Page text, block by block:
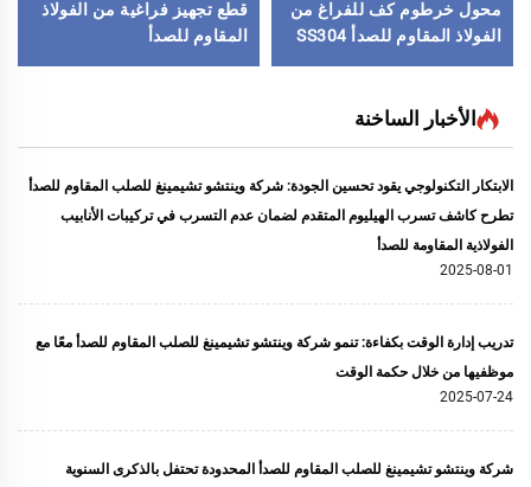
محول خرطوم كف للفراغ من
الفولاذ المقاوم للصدأ SS304
NW50)، تجهيزات فراغ من
قطع تجهيز فراغية من الفولاذ
المقاوم للصدأ
للصناعات شبه الموصلة
الأخبار الساخنة
الابتكار التكنولوجي يقود تحسين الجودة: شركة وينتشو تشيمينغ للصلب المقاوم للصدأ
تطرح كاشف تسرب الهيليوم المتقدم لضمان عدم التسرب في تركيبات الأنابيب
الفولاذية المقاومة للصدأ
2025-08-01
تدريب إدارة الوقت بكفاءة: تنمو شركة وينتشو تشيمينغ للصلب المقاوم للصدأ معًا مع
موظفيها من خلال حكمة الوقت
2025-07-24
شركة وينتشو تشيمينغ للصلب المقاوم للصدأ المحدودة تحتفل بالذكرى السنوية